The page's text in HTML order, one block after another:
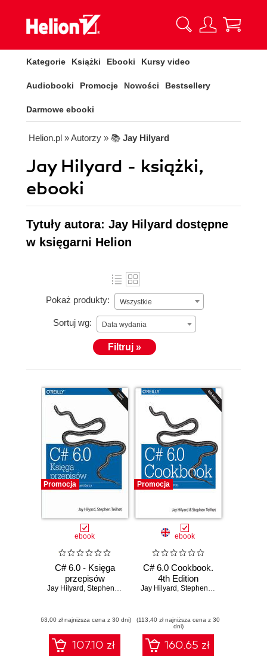
Kategorie Książki Ebooki Kursy video
Audiobooki Promocje Nowości Bestsellery
Darmowe ebooki
Helion.pl » Autorzy » 📚 Jay Hilyard
Jay Hilyard - książki,
ebooki
Tytuły autora: Jay Hilyard dostępne
w księgarni Helion
Pokaż produkty: Wszystkie
Sortuj wg: Data wydania
Filtruj »
Promocja
ebook
C# 6.0 - Księga
przepisów
Jay Hilyard , Stephen Teilhet
(63,00 zł najniższa cena z 30 dni)
107.10 zł
Promocja
ebook
C# 6.0 Cookbook.
4th Edition
Jay Hilyard , Stephen Teilhet
(113,40 zł najniższa cena z 30
dni)
160.65 zł